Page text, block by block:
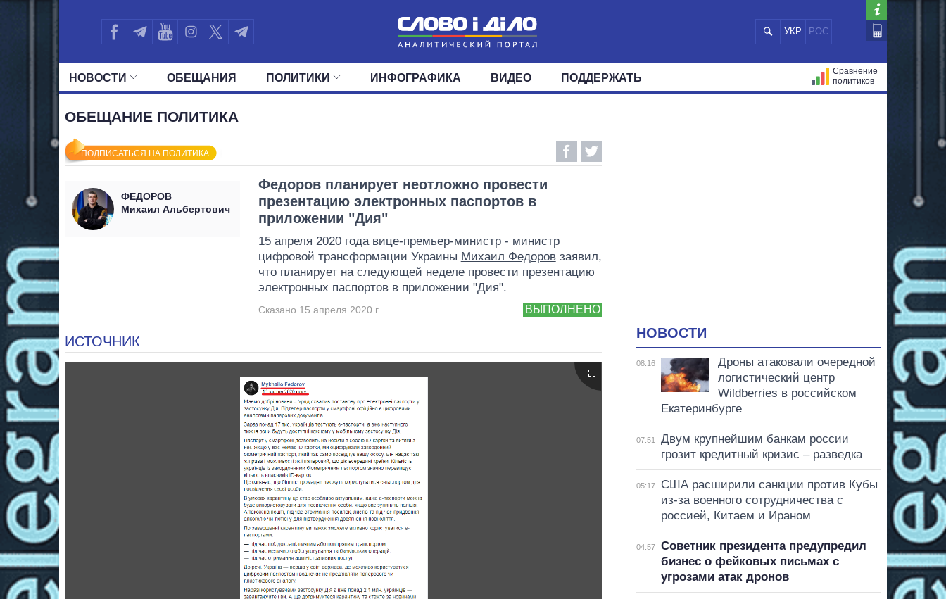
УКР РОС
НОВОСТИ
МИР
ОБЕЩАНИЯ ПОЛИТИКИ
ОКРУГА
ИНФОГРАФИКА ВИДЕО ПОДДЕРЖАТЬ
Сравнение
политиков
ОБЕЩАНИЕ ПОЛИТИКА
ПОДПИСАТЬСЯ НА ПОЛИТИКА
ФЕДОРОВ
Михаил Альбертович
Федоров планирует неотложно провести
презентацию электронных паспортов в
приложении "Дия"
15 апреля 2020 года вице-премьер-министр - министр
цифровой трансформации Украины Михаил Федоровзаявил,
что планирует на следующей неделе провести презентацию
электронных паспортов в приложении "Дия".
ВЫПОЛНЕНО
Сказано 15 апреля 2020 г.
ИСТОЧНИК
НОВОСТИ
08:16
Дроны атаковали очередной
логистический центр
Wildberries в российском
Екатеринбурге
07:51
Двум крупнейшим банкам россии
грозит кредитный кризис – разведка
05:17
США расширили санкции против Кубы
из-за военного сотрудничества с
россией, Китаем и Ираном
04:57
Советник президента предупредил
бизнес о фейковых письмах с
угрозами атак дронов